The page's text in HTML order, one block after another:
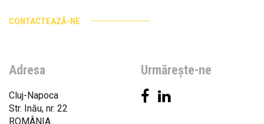
CONTACTEAZĂ-NE
Adresa
Cluj-Napoca
Str. Inău, nr. 22
ROMÂNIA
Urmăreşte-ne